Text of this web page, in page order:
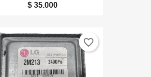
$ 35.000
favorite_border